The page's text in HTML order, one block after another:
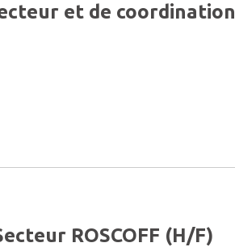
et de coordination
ROSCOFF (H/F)